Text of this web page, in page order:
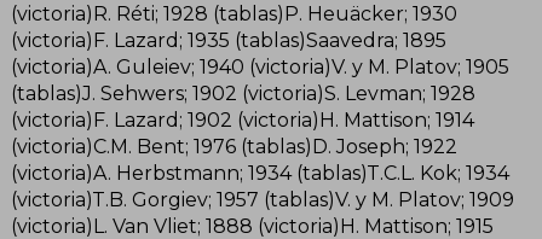
(victoria)R. Réti; 1928 (tablas)P. Heuäcker; 1930
(victoria)F. Lazard; 1935 (tablas)Saavedra; 1895
(victoria)A. Guleiev; 1940 (victoria)V. y M. Platov; 1905
(tablas)J. Sehwers; 1902 (victoria)S. Levman; 1928
(victoria)F. Lazard; 1902 (victoria)H. Mattison; 1914
(victoria)C.M. Bent; 1976 (tablas)D. Joseph; 1922
(victoria)A. Herbstmann; 1934 (tablas)T.C.L. Kok; 1934
(victoria)T.B. Gorgiev; 1957 (tablas)V. y M. Platov; 1909
(victoria)L. Van Vliet; 1888 (victoria)H. Mattison; 1915